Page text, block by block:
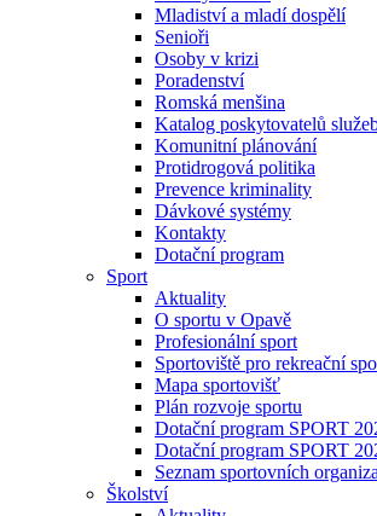
Mladiství a mladí dospělí
Senioři
Osoby v krizi
Poradenství
Romská menšina
Katalog poskytovatelů
Komunitní plánování
Protidrogová politika
Prevence kriminality
Dávkové systémy
Kontakty
Dotační program
Sport
Aktuality
O sportu v Opavě
Profesionální sport
Sportoviště pro rekreační
Mapa sportovišť
Plán rozvoje sportu
Dotační program SPORT
Dotační program SPORT
Seznam sportovních
Školství